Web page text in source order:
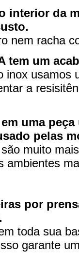
interior da
nem racha
tem um
inox usamos
a
uma
pelas
muito
ambientes
por
toda sua
garante